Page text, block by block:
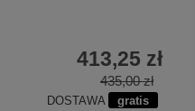
435,00 zł
413,25 zł
DOSTAWA gratis